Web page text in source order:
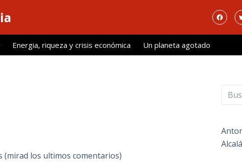
Energia, riqueza y crisis económica Un planeta agotado
(mirad los ultimos comentarios)
Buscar